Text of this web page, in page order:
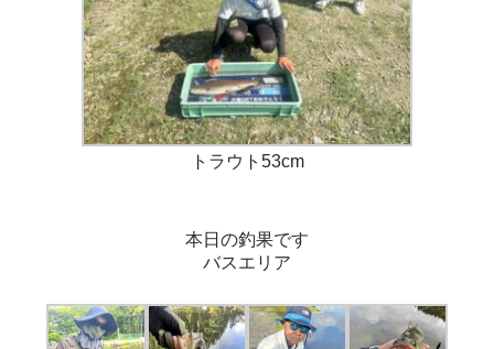
トラウト53cm
本日の釣果です
バスエリア